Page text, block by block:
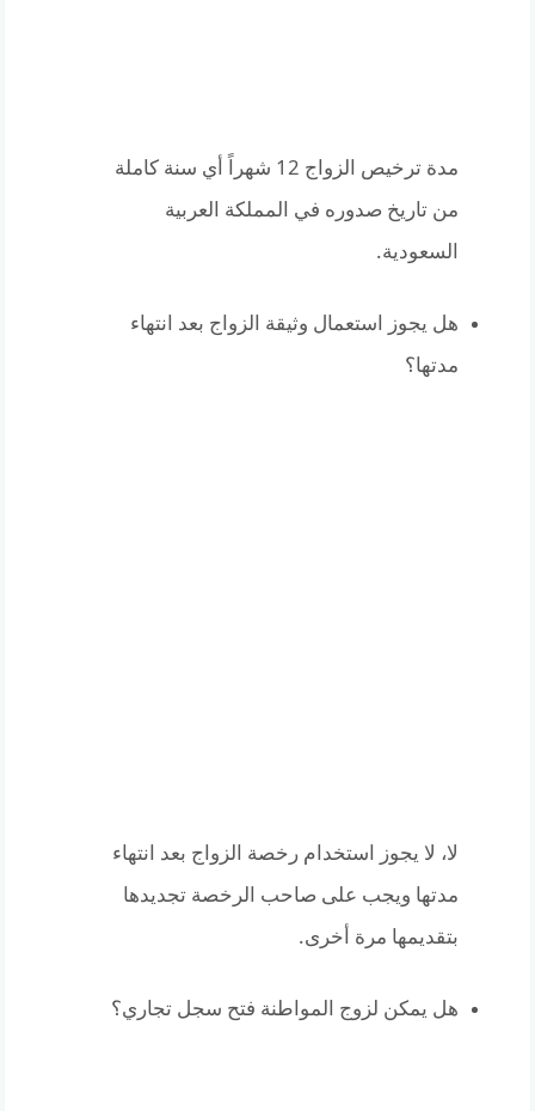
مدة ترخيص الزواج 12 شهراً أي سنة كاملة
من تاريخ صدوره في المملكة العربية
السعودية.
هل يجوز استعمال وثيقة الزواج بعد انتهاء
مدتها؟
لا، لا يجوز استخدام رخصة الزواج بعد انتهاء
مدتها ويجب على صاحب الرخصة تجديدها
بتقديمها مرة أخرى.
هل يمكن لزوج المواطنة فتح سجل تجاري؟